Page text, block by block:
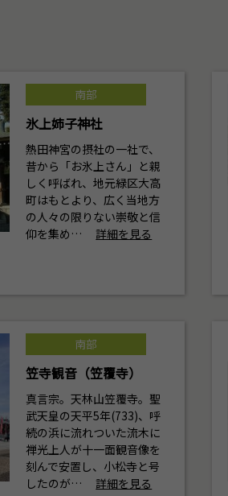
南部
氷上姉子神社
熱田神宮の摂社の一社で、
昔から「お氷上さん」と親
しく呼ばれ、地元緑区大高
町はもとより、広く当地方
の人々の限りない崇敬と信
仰を集め…
詳細を見る
南部
笠寺観音（笠覆寺）
真言宗。天林山笠覆寺。聖
武天皇の天平5年(733)、呼
続の浜に流れついた流木に
禅光上人が十一面観音像を
刻んで安置し、小松寺と号
したのが…
詳細を見る